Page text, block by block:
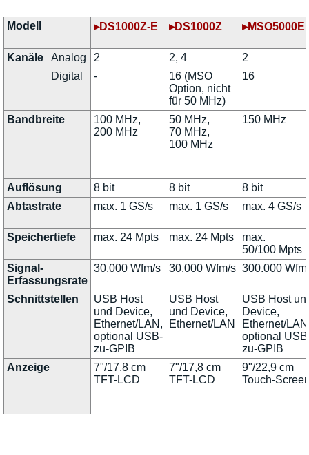
Modell ▸DS1000Z-E ▸DS1000Z ▸MSO5000E
Kanäle Analog 2 2, 4
2
Digital
-
16 (MSO
Option, nicht
für 50 MHz)
16
Bandbreite
100 MHz,
200 MHz
50 MHz,
70 MHz,
100 MHz
150 MHz
Auflösung 8 bit 8 bit
8 bit
Abtastrate
max. 1 GS/s max. 1 GS/s max. 4 GS/s
Speichertiefe max. 24 Mpts max. 24 Mpts
max.
50/100 Mpts
Signal-
Erfassungsrate
30.000 Wfm/s 30.000 Wfm/s 300.000
Schnittstellen
USB Host
und Device,
Ethernet/LAN,
optional USB-
zu-GPIB
USB Host
und Device,
Ethernet/LAN
USB Host
Device,
Ethernet/
optional
zu-GPIB
Anzeige
7"/17,8 cm
TFT-LCD
7"/17,8 cm
TFT-LCD
9"/22,9 cm
Touch-